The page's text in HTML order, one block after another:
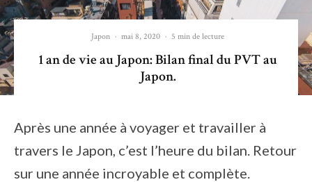
Japon · mai 8, 2020 · 5 min de lecture
1 an de vie au Japon: Bilan final du PVT au
Japon.
Après une année à voyager et travailler à
travers le Japon, c’est l’heure du bilan. Retour
sur une année incroyable et complète.